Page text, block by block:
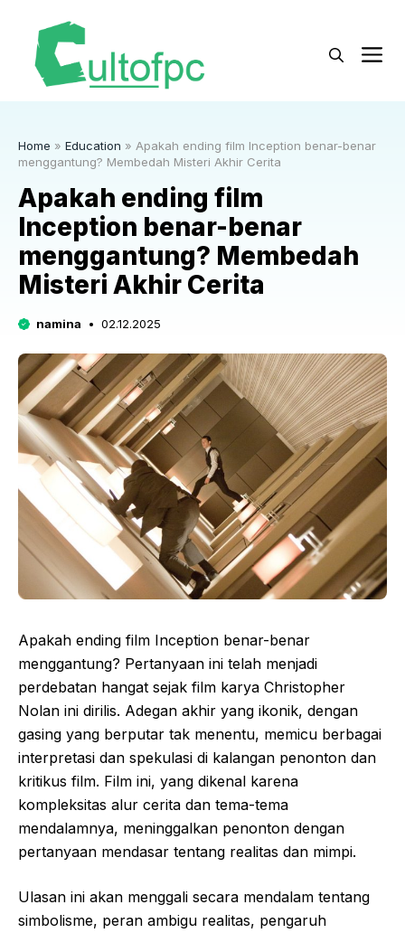
Home » Education » Apakah ending film Inception benar-benar
menggantung? Membedah Misteri Akhir Cerita
Apakah ending film
Inception benar-benar
menggantung? Membedah
Misteri Akhir Cerita
namina 02.12.2025
Apakah ending film Inception benar-benar
menggantung? Pertanyaan ini telah menjadi
perdebatan hangat sejak film karya Christopher
Nolan ini dirilis. Adegan akhir yang ikonik, dengan
gasing yang berputar tak menentu, memicu berbagai
interpretasi dan spekulasi di kalangan penonton dan
kritikus film. Film ini, yang dikenal karena
kompleksitas alur cerita dan tema-tema
mendalamnya, meninggalkan penonton dengan
pertanyaan mendasar tentang realitas dan mimpi.
Ulasan ini akan menggali secara mendalam tentang
simbolisme, peran ambigu realitas, pengaruh